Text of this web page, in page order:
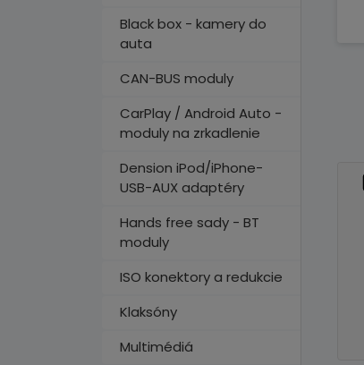
Black box - kamery do
auta
CAN-BUS moduly
CarPlay / Android Auto -
moduly na zrkadlenie
Dension iPod/iPhone-
USB-AUX adaptéry
Hands free sady - BT
moduly
ISO konektory a redukcie
Klaksóny
Multimédiá